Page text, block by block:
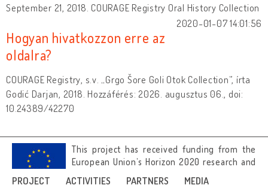
PROJECT ACTIVITIES PARTNERS
MEDIA
September 21, 2018. COURAGE Registry Oral History Collection
2020-01-07 14:01:56
Hogyan hivatkozzon erre az
oldalra?
COURAGE Registry, s.v. „Grgo Šore Goli Otok Collection”, írta
Godić Darjan, 2018. Hozzáférés: 2026. augusztus 06., doi:
10.24389/42270
This project has received funding from the
European Union’s Horizon 2020 research and
innovation programme under grant
agreement No 692919.